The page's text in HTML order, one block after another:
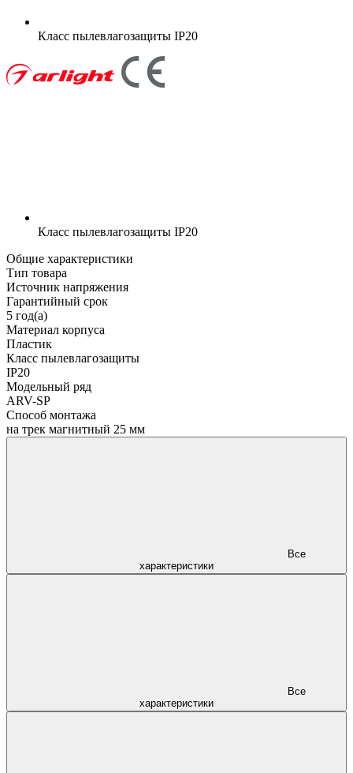
Класс пылевлагозащиты IP20
Класс пылевлагозащиты IP20
Общие характеристики
Тип товара
Источник напряжения
Гарантийный срок
5 год(а)
Материал корпуса
Пластик
Класс пылевлагозащиты
IP20
Модельный ряд
ARV-SP
Способ монтажа
на трек магнитный 25 мм
характеристики
характеристики